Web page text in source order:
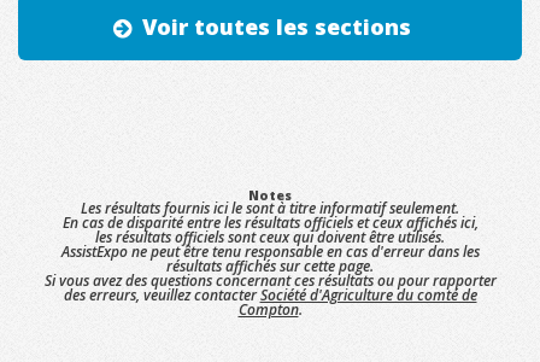
Voir toutes les sections
Notes
Les résultats fournis ici le sont à titre informatif seulement.
En cas de disparité entre les résultats officiels et ceux affichés ici,
les résultats officiels sont ceux qui doivent être utilisés.
AssistExpo ne peut être tenu responsable en cas d'erreur dans les
résultats affichés sur cette page.
Si vous avez des questions concernant ces résultats ou pour rapporter
des erreurs, veuillez contacterSociété d'Agriculture du comté de
Compton.